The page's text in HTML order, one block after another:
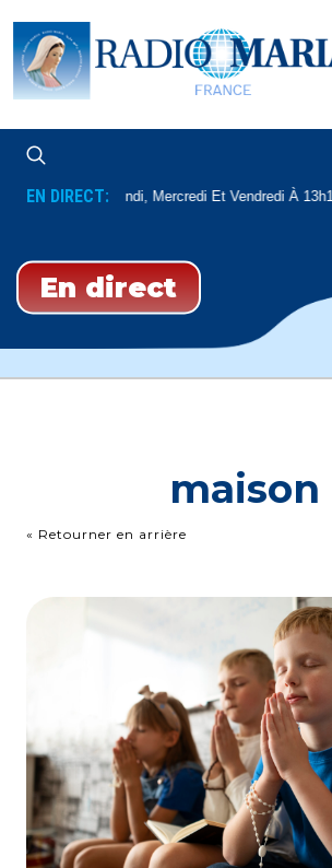
EN DIRECT:
Dédicaces Lundi, Mercredi Et Vendredi À 13h15
En direct
maison
« Retourner en arrière